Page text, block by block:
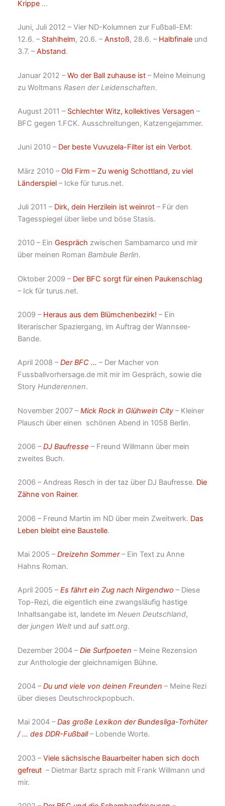
Krippe…
Juni, Juli 2012 – Vier ND-Kolumnen zur Fußball-EM:
12.6. – Stahlhelm, 20.6. –Anstoß, 28.6. – Halbfinaleund
3.7. –Abstand.
Januar 2012 –Wo der Ball zuhause ist– Meine Meinung
zu Woltmans Rasen der Leidenschaften.
August 2011 – Schlechter Witz, kollektives Versagen –
BFC gegen 1.FCK. Ausschreitungen, Katzengejammer.
Juni 2010 – Der beste Vuvuzela-Filter ist ein Verbot.
März 2010 –Old Firm – Zu wenig Schottland, zu viel
Länderspiel– Icke für turus.net.
Juli 2011 – Dirk, dein Herzilein ist weinrot– Für den
Tagesspiegel über liebe und böse Stasis.
2010 – Ein Gespräch zwischen Sambamarco und mir
über meinen Roman Bambule Berlin.
Oktober 2009 – Der BFC sorgt für einen Paukenschlag
– Ick für turus.net.
2009 – Heraus aus dem Blümchenbezirk! – Ein
literarischer Spaziergang, im Auftrag der Wannsee-
Bande.
April 2008 –Der BFC … – Der Macher von
Fussballvorhersage.de mit mir im Gespräch, sowie die
Story Hunderennen.
November 2007 –Mick Rock in Glühwein City– Kleiner
Plausch über einen schönen Abend in 1058 Berlin.
2006 –DJ Baufresse – Freund Willmann über mein
zweites Buch.
2006 – Andreas Resch in der taz über DJ Baufresse. Die
Zähne von Rainer.
2006 – Freund Martin im ND über mein Zweitwerk. Das
Leben bleibt eine Baustelle.
Mai 2005 –Dreizehn Sommer– Ein Text zu Anne
Hahns Roman.
April 2005 –Es fährt ein Zug nach Nirgendwo – Diese
Top-Rezi, die eigentlich eine zwangsläufig hastige
Inhaltsangabe ist, landete im Neuen Deutschland,
der jungen Welt und auf satt.org.
Dezember 2004 –Die Surfpoeten – Meine Rezension
zur Anthologie der gleichnamigen Bühne.
2004 –Du und viele von deinen Freunden – Meine Rezi
über dieses Deutschrockpopbuch.
Mai 2004 –Das große Lexikon der Bundesliga-Torhüter
/ … des DDR-Fußball– Lobende Worte.
2003 –Viele sächsische Bauarbeiter haben sich doch
gefreut– Dietmar Bartz sprach mit Frank Willmann und
mir.